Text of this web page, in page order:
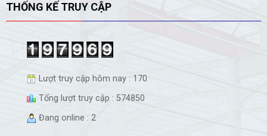
THỐNG KẾ TRUY CẬP
Lượt truy cập hôm nay : 170
Tổng lượt truy cập : 574850
Đang online : 2